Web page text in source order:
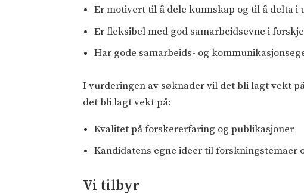
Er motivert til å dele kunnskap og til å delta
Er fleksibel med god samarbeidsevne i
Har gode samarbeids- og
I vurderingen av søknader vil det bli lagt vekt
det bli lagt vekt på:
Kvalitet på forskererfaring og publikasjoner
Kandidatens egne ideer til
Vi tilbyr